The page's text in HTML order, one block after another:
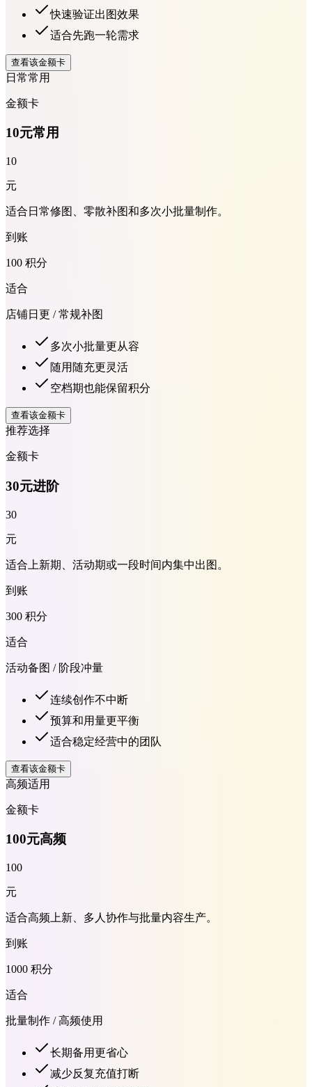
快速验证出图效果
适合先跑一轮需求
查看该金额卡
日常常用
金额卡
10元常用
10
元
适合日常修图、零散补图和多次小批量制作。
到账
100 积分
适合
店铺日更 / 常规补图
多次小批量更从容
随用随充更灵活
空档期也能保留积分
查看该金额卡
推荐选择
金额卡
30元进阶
30
元
适合上新期、活动期或一段时间内集中出图。
到账
300 积分
适合
活动备图 / 阶段冲量
连续创作不中断
预算和用量更平衡
适合稳定经营中的团队
查看该金额卡
高频适用
金额卡
100元高频
100
元
适合高频上新、多人协作与批量内容生产。
到账
1000 积分
适合
批量制作 / 高频使用
长期备用更省心
减少反复充值打断